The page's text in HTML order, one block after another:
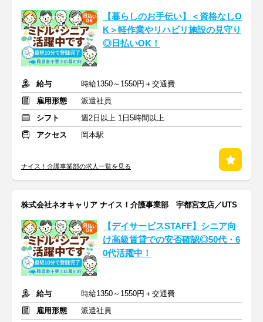
【暮らしのお手伝い】＜資格なしO
K＞軽作業やリハビリ施設の見守り
◎日払いOK！
給与
時給1350～1550円＋交通費
雇用形態
派遣社員
シフト
週2日以上 1日5時間以上
アクセス
岡本駅
ナイス！介護事業部の求人一覧を見る
株式会社ネオキャリア ナイス！介護事業部 宇都宮支店／UTS
【デイサービスSTAFF】シニア向
け高級賃貸での安否確認◎50代・6
0代活躍中！
給与
時給1350～1550円＋交通費
雇用形態
派遣社員